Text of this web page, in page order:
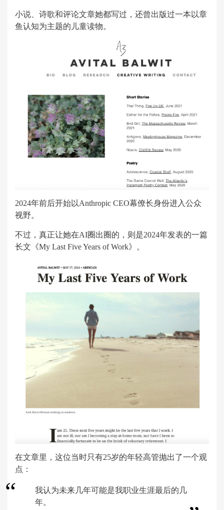
小说、诗歌和评论文章她都写过，还曾出版过一本以章
鱼认知为主题的儿童读物。
2024年前后开始以Anthropic CEO幕僚长身份进入公众
视野。
不过，真正让她在AI圈出圈的，则是2024年发表的一篇
长文《My Last Five Years of Work》。
在文章里，这位当时只有25岁的年轻高管抛出了一个观
点：
我认为未来几年可能是我职业生涯最后的几
年。